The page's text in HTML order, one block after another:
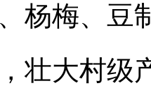
杨梅、豆
壮大村级